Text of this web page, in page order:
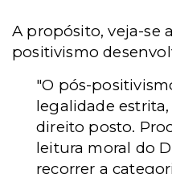
A propósito, veja-se
positivismo
"O pós-
legalidade
direito posto.
leitura moral do
recorrer a